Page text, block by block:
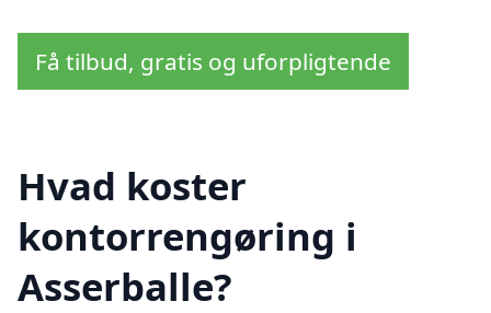
Få tilbud, gratis og uforpligtende
Hvad koster
kontorrengøring i
Asserballe?